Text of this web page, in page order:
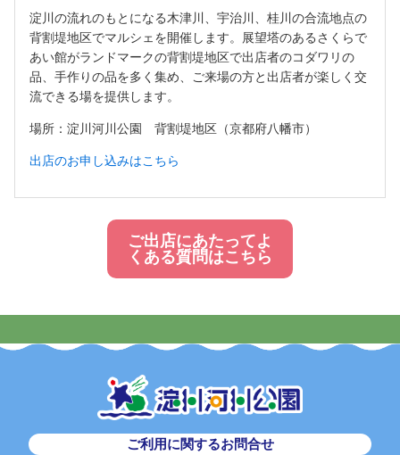
淀川の流れのもとになる木津川、宇治川、桂川の合流地点の
背割堤地区でマルシェを開催します。展望塔のあるさくらで
あい館がランドマークの背割堤地区で出店者のコダワリの
品、手作りの品を多く集め、ご来場の方と出店者が楽しく交
流できる場を提供します。
場所：淀川河川公園 背割堤地区（京都府八幡市）
出店のお申し込みはこちら
ご出店にあたってよ
くある質問はこちら
ご利用に関するお問合せ